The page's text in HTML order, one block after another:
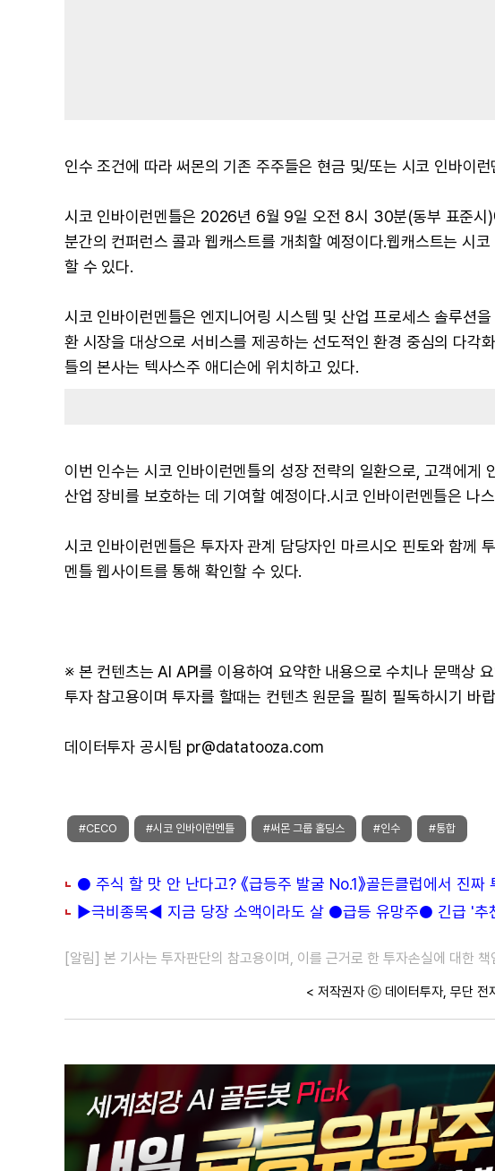
인수 조건에 따라 써몬의 기존 주주들은 현금 및/또는 시코 인바이
시코 인바이런멘틀은 2026년 6월 9일 오전 8시 30분(동부 표준시
분간의 컨퍼런스 콜과 웹캐스트를 개최할 예정이다.웹캐스트는 시
할 수 있다.
시코 인바이런멘틀은 엔지니어링 시스템 및 산업 프로세스 솔루션
환 시장을 대상으로 서비스를 제공하는 선도적인 환경 중심의 다각
틀의 본사는 텍사스주 애디슨에 위치하고 있다.
이번 인수는 시코 인바이런멘틀의 성장 전략의 일환으로, 고객에게
산업 장비를 보호하는 데 기여할 예정이다.시코 인바이런멘틀은 나
시코 인바이런멘틀은 투자자 관계 담당자인 마르시오 핀토와 함께
멘틀 웹사이트를 통해 확인할 수 있다.
※ 본 컨텐츠는 AI API를 이용하여 요약한 내용으로 수치나 문맥상
투자 참고용이며 투자를 할때는 컨텐츠 원문을 필히 필독하시기 바
데이터투자 공시팀 pr@datatooza.com
#CECO #시코 인바이런멘틀 #써몬 그룹 홀딩스 #인수 #통합
● 주식 할 맛 안 난다고? 《급등주 발굴 No.1》골든클럽에서 진짜
▶극비종목◀ 지금 당장 소액이라도 살 ●급등 유망주● 긴급 '추
[알림] 본 기사는 투자판단의 참고용이며, 이를 근거로 한 투자손실에 대한 책
< 저작권자 ⓒ 데이터투자, 무단 전